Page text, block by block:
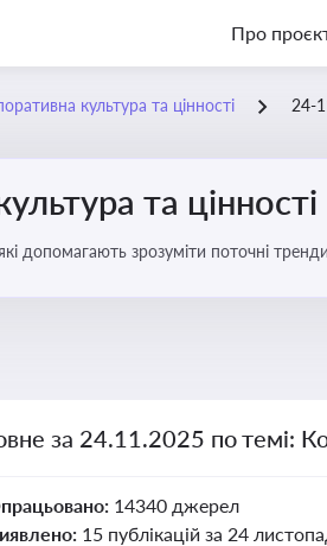
Про
культура та цінності 24-
та цінності
допомагають зрозуміти поточні
за 24.11.2025 по темі:
14340 джерел
15 публікацій за 24